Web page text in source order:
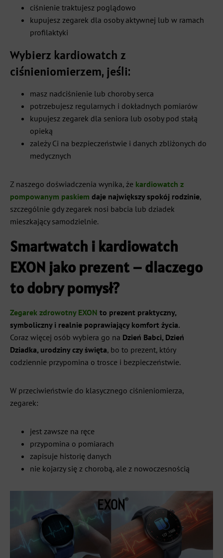
ciśnienie traktujesz poglądowo
kupujesz zegarek dla osoby aktywnej lub w ramach
profilaktyki
Wybierz kardiowatch z
ciśnieniomierzem, jeśli:
masz nadciśnienie lub choroby serca
potrzebujesz regularnych i dokładnych pomiarów
kupujesz zegarek dla seniora lub osoby pod stałą
opieką
zależy Ci na bezpieczeństwie i danych zbliżonych do
medycznych
Z naszego doświadczenia wynika, że kardiowatch z
pompowanym paskiem daje największy spokój rodzinie,
szczególnie gdy zegarek nosi babcia lub dziadek
mieszkający samodzielnie.
Smartwatch i kardiowatch
EXON jako prezent – dlaczego
to dobry pomysł?
Zegarek zdrowotny EXON to prezent praktyczny,
symboliczny i realnie poprawiający komfort życia.
Coraz więcej osób wybiera go na Dzień Babci, Dzień
Dziadka, urodziny czy święta, bo to prezent, który
codziennie przypomina o trosce i bezpieczeństwie.
W przeciwieństwie do klasycznego ciśnieniomierza,
zegarek:
jest zawsze na ręce
przypomina o pomiarach
zapisuje historię danych
nie kojarzy się z chorobą, ale z nowoczesnością